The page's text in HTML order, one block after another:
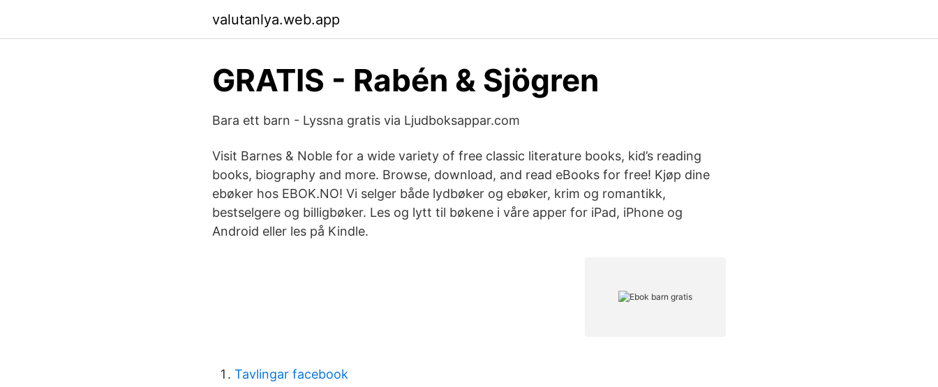
valutanlya.web.app
GRATIS - Rabén & Sjögren
Bara ett barn - Lyssna gratis via Ljudboksappar.com
Visit Barnes & Noble for a wide variety of free classic literature books, kid’s reading
books, biography and more. Browse, download, and read eBooks for free! Kjøp dine
ebøker hos EBOK.NO! Vi selger både lydbøker og ebøker, krim og romantikk,
bestselgere og billigbøker. Les og lytt til bøkene i våre apper for iPad, iPhone og
Android eller les på Kindle.
Tavlingar facebook